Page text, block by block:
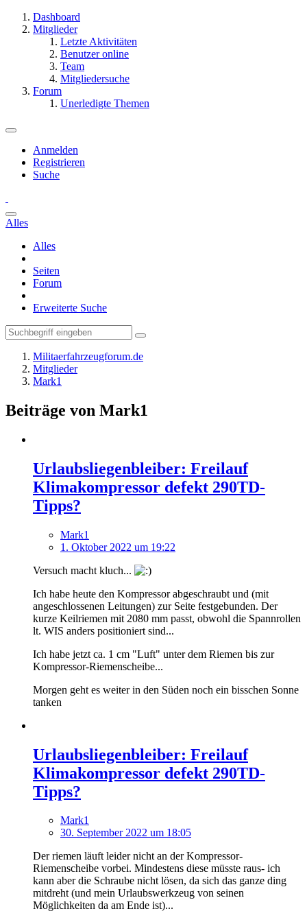
Dashboard
Mitglieder
Letzte Aktivitäten
Benutzer online
Team
Mitgliedersuche
Forum
Unerledigte Themen
Anmelden
Registrieren
Suche
Alles
Alles
Seiten
Forum
Erweiterte Suche
Militaerfahrzeugforum.de
Mitglieder
Mark1
Beiträge von Mark1
Urlaubsliegenbleiber: Freilauf
Klimakompressor defekt 290TD-
Tipps?
Mark1
1. Oktober 2022 um 19:22
Versuch macht kluch...
Ich habe heute den Kompressor abgeschraubt und (mit
angeschlossenen Leitungen) zur Seite festgebunden. Der
kurze Keilriemen mit 2080 mm passt, obwohl die Spannrollen
lt. WIS anders positioniert sind...
Ich habe jetzt ca. 1 cm "Luft" unter dem Riemen bis zur
Kompressor-Riemenscheibe...
Morgen geht es weiter in den Süden noch ein bisschen Sonne
tanken
Urlaubsliegenbleiber: Freilauf
Klimakompressor defekt 290TD-
Tipps?
Mark1
30. September 2022 um 18:05
Der riemen läuft leider nicht an der Kompressor-
Riemenscheibe vorbei. Mindestens diese müsste raus- ich
kann aber die Schraube nicht lösen, da sich das ganze ding
mitdreht (und mein Urlaubswerkzeug von seinen
Möglichkeiten da am Ende ist)...